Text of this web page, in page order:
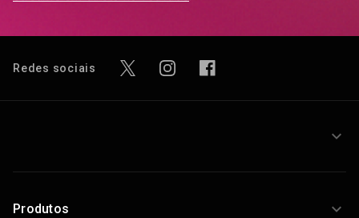
Redes sociais
Produtos